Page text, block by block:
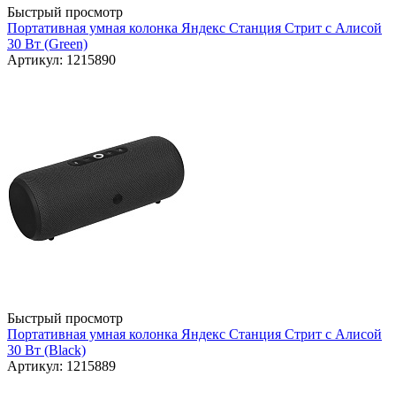
Быстрый просмотр
Портативная умная колонка Яндекс Станция Стрит с Алисой
30 Вт (Green)
Артикул: 1215890
Быстрый просмотр
Портативная умная колонка Яндекс Станция Стрит с Алисой
30 Вт (Black)
Артикул: 1215889